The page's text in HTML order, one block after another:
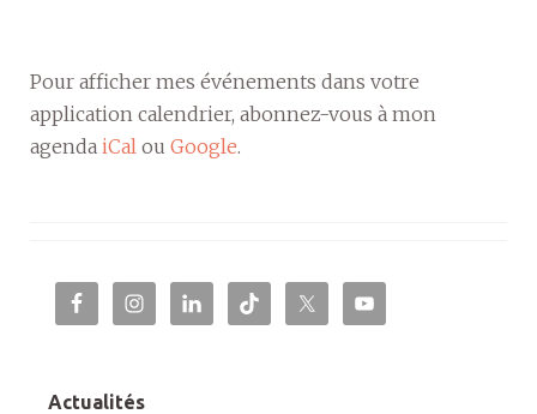
Pour afficher mes événements dans votre
application calendrier, abonnez-vous à mon
agenda iCal ou Google.
Actualités